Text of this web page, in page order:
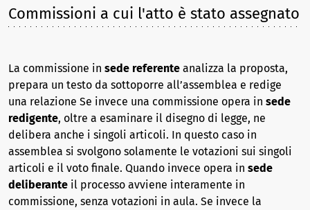
Commissioni a cui l'atto è stato assegnato
La commissione in sede referente analizza la proposta,
prepara un testo da sottoporre all’assemblea e redige
una relazione Se invece una commissione opera in sede
redigente, oltre a esaminare il disegno di legge, ne
delibera anche i singoli articoli. In questo caso in
assemblea si svolgono solamente le votazioni sui singoli
articoli e il voto finale. Quando invece opera in sede
deliberante il processo avviene interamente in
commissione, senza votazioni in aula. Se invece la